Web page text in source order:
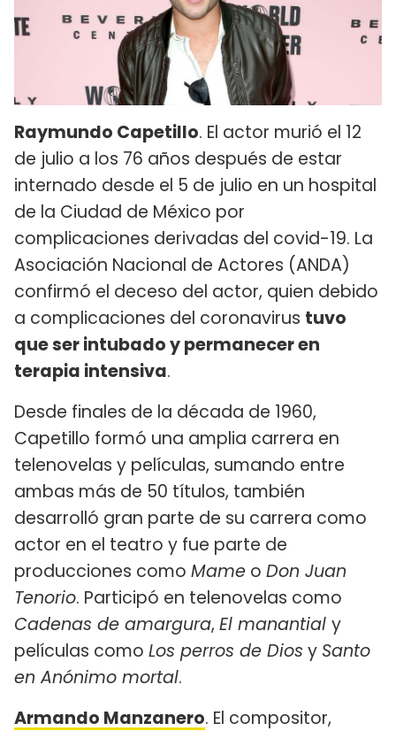
Raymundo Capetillo. El actor murió el 12
de julio a los 76 años después de estar
internado desde el 5 de julio en un hospital
de la Ciudad de México por
complicaciones derivadas del covid-19. La
Asociación Nacional de Actores (ANDA)
confirmó el deceso del actor, quien debido
a complicaciones del coronavirus tuvo
que ser intubado y permanecer en
terapia intensiva.
Desde finales de la década de 1960,
Capetillo formó una amplia carrera en
telenovelas y películas, sumando entre
ambas más de 50 títulos, también
desarrolló gran parte de su carrera como
actor en el teatro y fue parte de
producciones como Mame o Don Juan
Tenorio. Participó en telenovelas como
Cadenas de amargura, El manantial y
películas como Los perros de Dios y Santo
en Anónimo mortal.
Armando Manzanero. El compositor,